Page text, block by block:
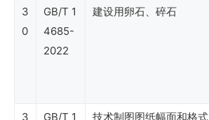
3
0
GB/T 1
4685-
2022
建设用卵石、碎石
3
GB/T 1
技术制图图纸幅面和格式